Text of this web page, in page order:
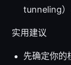
tunneling）
实用建议
先确定你的